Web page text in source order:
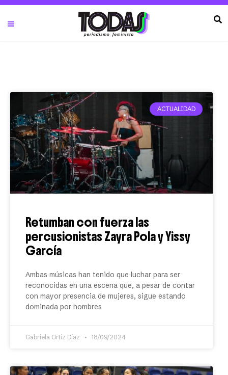
ACTUALIDAD
Retumban con fuerza las
percusionistas Zayra Pola y Yissy
García
Ambas músicas han tenido que luchar para ser
reconocidas en una escena que, a pesar de contar
con mayor presencia de mujeres, sigue estando
dominada por hombres
Gabriela Ortiz Díaz 18/09/2024